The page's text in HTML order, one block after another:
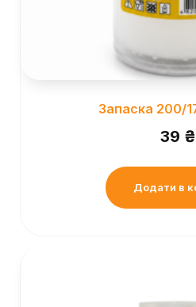
Запаска 200/
39 ₴
Додати в